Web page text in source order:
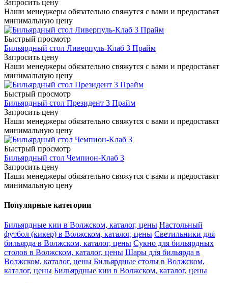
Запросить цену
Наши менеджеры обязательно свяжутся с вами и предоставят
минимальную цену
Быстрый просмотр
Бильярдный стол Ливерпуль-Клаб 3 Прайм
Запросить цену
Наши менеджеры обязательно свяжутся с вами и предоставят
минимальную цену
Быстрый просмотр
Бильярдный стол Президент 3 Прайм
Запросить цену
Наши менеджеры обязательно свяжутся с вами и предоставят
минимальную цену
Быстрый просмотр
Бильярдный стол Чемпион-Клаб 3
Запросить цену
Наши менеджеры обязательно свяжутся с вами и предоставят
минимальную цену
Популярные категории
Бильярдные кии в Волжском, каталог, цены Настольный
футбол (кикер) в Волжском, каталог, цены Светильники для
бильярда в Волжском, каталог, цены Сукно для бильярдных
столов в Волжском, каталог, цены Шары для бильярда в
Волжском, каталог, цены Бильярдные столы в Волжском,
каталог, цены Бильярдные кии в Волжском, каталог, цены